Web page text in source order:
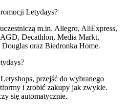
Letydays?
m.in. Allegro, AliExpress,
Decathlon, Media Markt,
oraz Biedronka Home.
przejść do wybranego
i zrobić zakupy jak zwykle.
się automatycznie.